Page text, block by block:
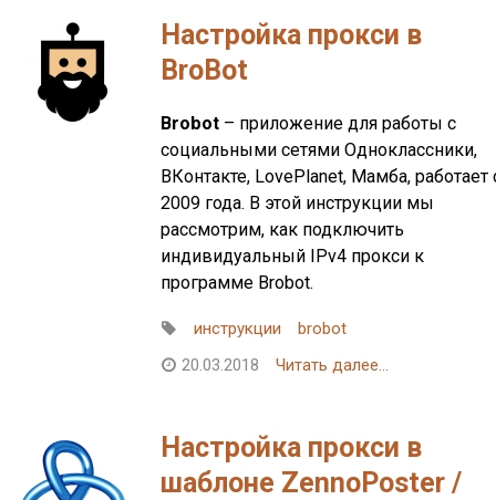
Настройка прокси в
BroBot
Brobot – приложение для работы с
социальными сетями Одноклассники,
ВКонтакте, LovePlanet, Мамба, работает
2009 года. В этой инструкции мы
рассмотрим, как подключить
индивидуальный IPv4 прокси к
программе Brobot.
инструкции
brobot
20.03.2018
Читать далее...
Настройка прокси в
шаблоне ZennoPoster /